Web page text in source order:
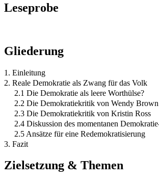
Leseprobe
Gliederung
1. Einleitung
2. Reale Demokratie als Zwang für das Volk
2.1 Die Demokratie als leere Worthülse?
2.2 Die Demokratiekritik von Wendy Brown
2.3 Die Demokratiekritik von Kristin Ross
2.4 Diskussion des momentanen
2.5 Ansätze für eine Redemokratisierung
3. Fazit
Zielsetzung & Themen